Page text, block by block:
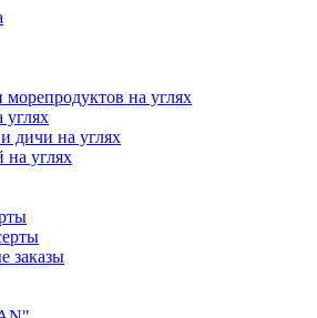
на углях
углях
дичи на углях
на углях
заказы